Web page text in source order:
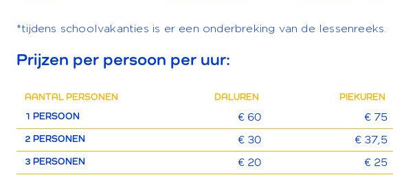
*tijdens schoolvakanties is er een onderbreking van de lessenreeks.
Prijzen per persoon per uur:
AANTAL PERSONEN DALUREN
PIEKUREN
1 PERSOON
€ 60 € 75
2 PERSONEN € 30 € 37,5
3 PERSONEN € 20 € 25